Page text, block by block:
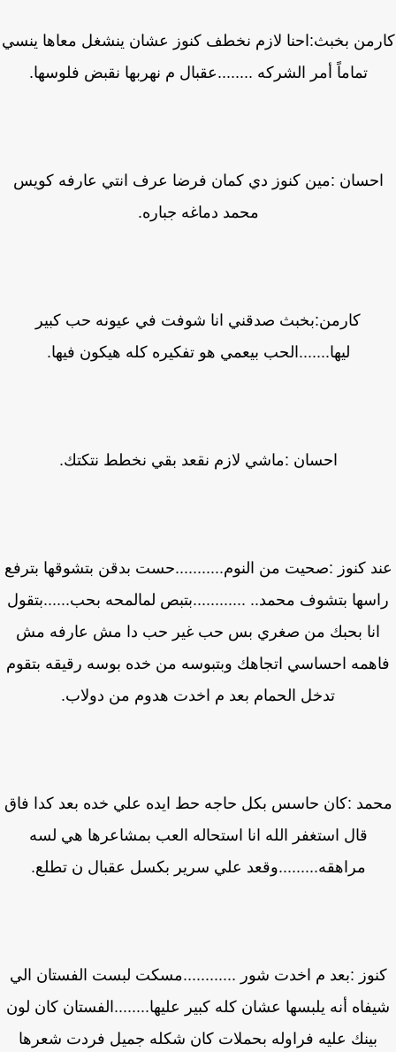
بخبث:احنا لازم نخطف كنوز عشان ينشغل معاها ينسي
تماماً أمر الشركه ........عقبال م نهربها نقبض فلوسها.
:مين كنوز دي كمان فرضا عرف انتي عارفه كويس
محمد دماغه جباره.
كارمن:بخبث صدقني انا شوفت في عيونه حب كبير
ليها.......الحب بيعمي هو تفكيره كله هيكون فيها.
احسان :ماشي لازم نقعد بقي نخطط نتكتك.
كنوز :صحيت من النوم...........حست بدقن بتشوقها بترفع
بتشوف محمد.. ............بتبص لمالمحه بحب......بتقول
انا بحبك من صغري بس حب غير حب دا مش عارفه مش
احساسي اتجاهك وبتبوسه من خده بوسه رقيقه بتقوم
تدخل الحمام بعد م اخدت هدوم من دولاب.
:كان حاسس بكل حاجه حط ايده علي خده بعد كدا فاق
قال استغفر الله انا استحاله العب بمشاعرها هي لسه
مراهقه.........وقعد علي سرير بكسل عقبال ن تطلع.
:بعد م اخدت شور ............مسكت لبست الفستان الي
أنه يلبسها عشان كله كبير عليها........الفستان كان لون
بينك عليه فراوله بحملات كان شكله جميل فردت شعرها